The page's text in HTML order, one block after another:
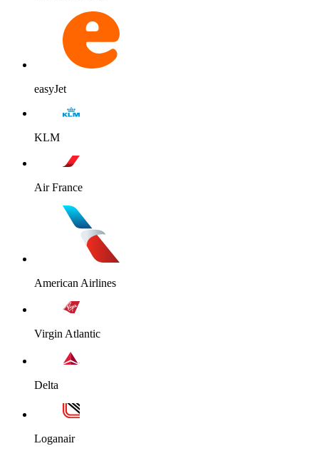
easyJet
KLM
Air France
American Airlines
Virgin Atlantic
Delta
Loganair